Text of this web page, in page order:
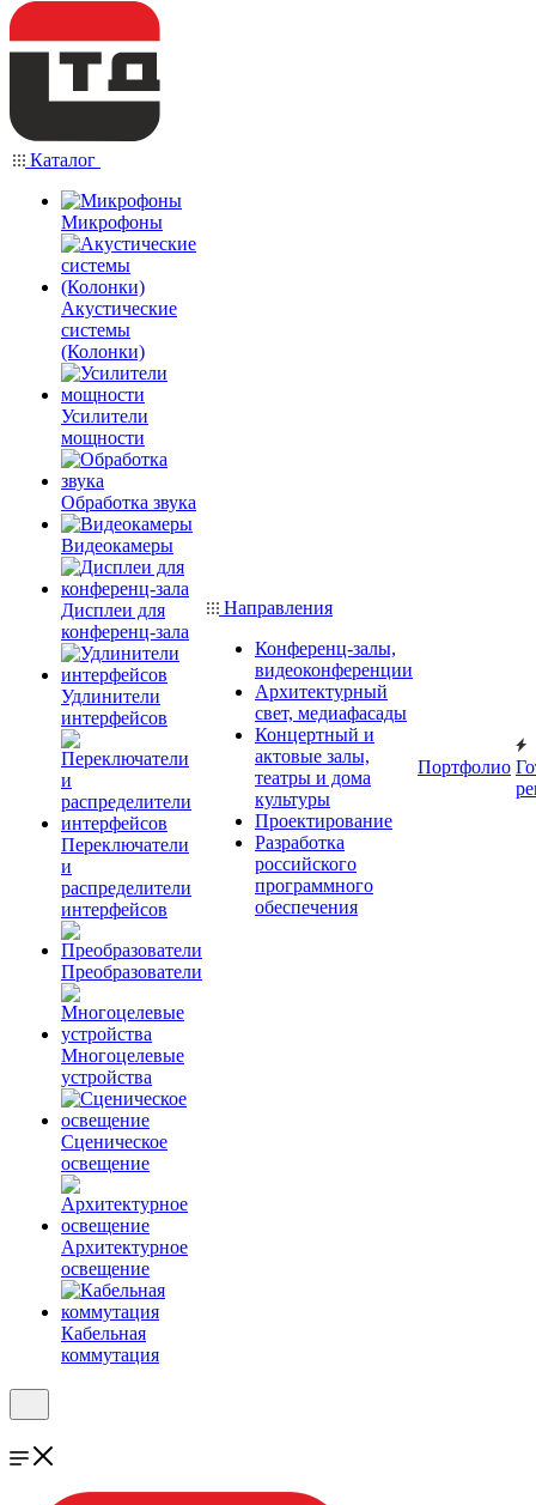
Каталог
Микрофоны
Акустические
системы
(Колонки)
Усилители
мощности
Обработка звука
Видеокамеры
Дисплеи для
конференц-зала
Удлинители
интерфейсов
Переключатели
и
распределители
интерфейсов
Преобразователи
Многоцелевые
устройства
Сценическое
освещение
Архитектурное
освещение
Кабельная
коммутация
Направления
Конференц-залы,
видеоконференции
Архитектурный
свет, медиафасады
Концертный и
актовые залы,
театры и дома
культуры
Проектирование
Разработка
российского
программного
обеспечения
Портфолио